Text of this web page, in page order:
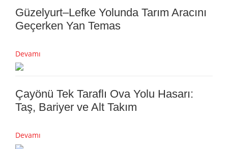
Güzelyurt–Lefke Yolunda Tarım Aracını
Geçerken Yan Temas
Devamı
Çayönü Tek Taraflı Ova Yolu Hasarı:
Taş, Bariyer ve Alt Takım
Devamı